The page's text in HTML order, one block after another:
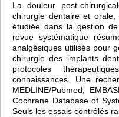
La douleur post-
chirurgie dentaire et
étudiée dans la gestion
revue systématique
analgésiques utilisés pour
chirurgie des implants
protocoles
connaissances. Une
MEDLINE/Pubmed,
Cochrane Database of
Seuls les essais contrôlés